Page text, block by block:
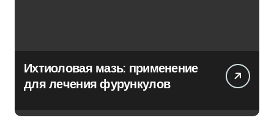
Ихтиоловая мазь: применение
для лечения фурункулов